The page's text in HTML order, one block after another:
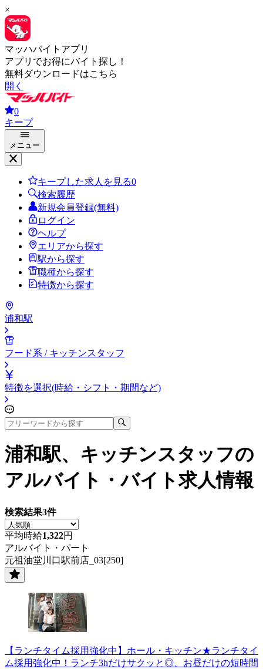
×
マッハバイトアプリ
アプリでお得にバイト探し！
無料ダウンロードはこちら
開く
0
キープ
メニュー
キープした求人を見る0
検索履歴
新規会員登録(無料)
ログイン
ヘルプ
エリアから探す
駅から探す
職種から探す
特徴から探す
浦和駅
フード系 / キッチンスタッフ
特徴を選択(時給・シフト・期間など)
浦和駅、キッチンスタッフの
アルバイト・バイト求人情報
検索結果3件
平均時給1,322円
アルバイト・パート
元祖油堂川口駅前店_03[250]
【ランチタイム採用強化中】ホール・キッチン★ランチタイ
ム採用強化中！ランチ3hだけサクッと◎、お昼だけの短時間